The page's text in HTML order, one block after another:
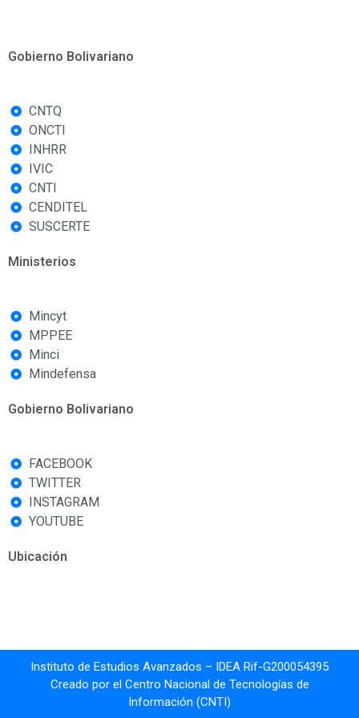
Gobierno Bolivariano
CNTQ
ONCTI
INHRR
IVIC
CNTI
CENDITEL
SUSCERTE
Ministerios
Mincyt
MPPEE
Minci
Mindefensa
Gobierno Bolivariano
FACEBOOK
TWITTER
INSTAGRAM
YOUTUBE
Ubicación
Instituto de Estudios Avanzados – IDEA Rif-G200054395
Creado por el Centro Nacional de Tecnologías de
Información (CNTI)